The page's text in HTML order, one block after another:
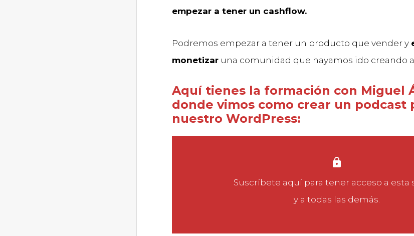
empezar a tener un cashflow.
Podremos empezar a tener un producto que vender y
monetizar una comunidad que hayamos ido creando
Aquí tienes la formación con Miguel
donde vimos como crear un podcast
nuestro WordPress:
Suscríbete aquí para tener acceso a esta
y a todas las demás.